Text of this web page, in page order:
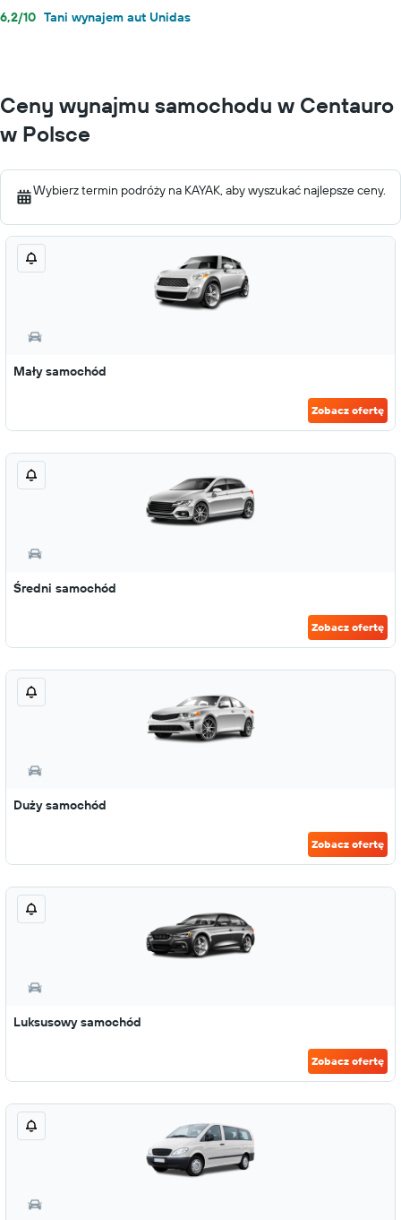
6,2/10 Tani wynajem aut Unidas
Ceny wynajmu samochodu w Centauro
w Polsce
Wybierz termin podróży na KAYAK, aby wyszukać najlepsze ceny.
Mały samochód
Zobacz ofertę
Średni samochód
Zobacz ofertę
Duży samochód
Zobacz ofertę
Luksusowy samochód
Zobacz ofertę